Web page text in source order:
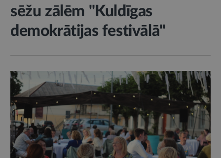
sēžu zālēm "Kuldīgas
demokrātijas festivālā"